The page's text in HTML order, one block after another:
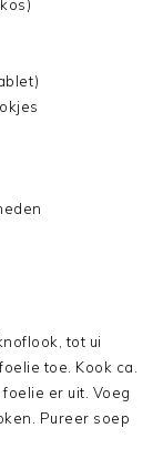
tot ui
toe. Kook ca.
er uit. Voeg
Pureer soep